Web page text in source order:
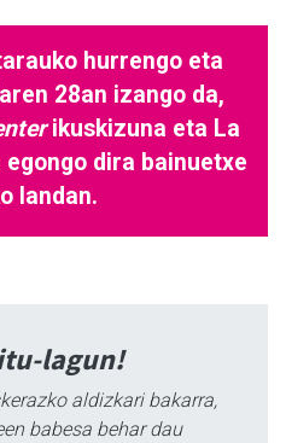
hurrengo eta
28an izango da,
ikuskizuna eta La
dira bainuetxe
landan.
lagun!
aldizkari bakarra,
babesa behar dau